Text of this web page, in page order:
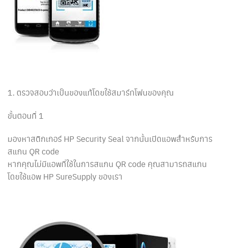
1. ตรวจสอบว่าเป็นของแท้โดยใช้สมาร์ทโฟนของคุณ
ขั้นตอนที่ 1
มองหาสติกเกอร์ HP Security Seal จากนั้นเปิดแอพสำหรับการ
สแกน QR code
หากคุณไม่มีแอพที่ใช้ในการสแกน QR code คุณสามารถสแกน
โดยใช้แอพ HP SureSupply ของเรา